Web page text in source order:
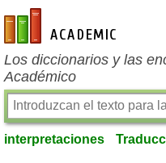
es-academic.com
Los diccionarios y las
Académico
interpretaciones